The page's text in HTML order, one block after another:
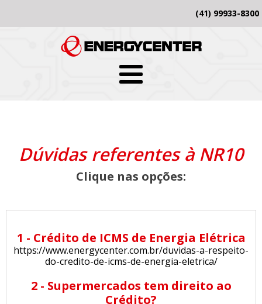
(41) 99933-8300
Dúvidas referentes à NR10
Clique nas opções:
1 - Crédito de ICMS de Energia Elétrica
https://www.energycenter.com.br/duvidas-a-respeito-
do-credito-de-icms-de-energia-eletrica/
2 - Supermercados tem direito ao
Crédito?